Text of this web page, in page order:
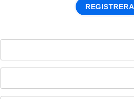
REGISTRERA